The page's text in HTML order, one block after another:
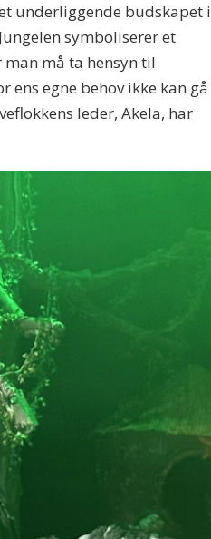
underliggende budskapet i
symboliserer et
må ta hensyn til
ens egne behov ikke kan gå
leder, Akela, har